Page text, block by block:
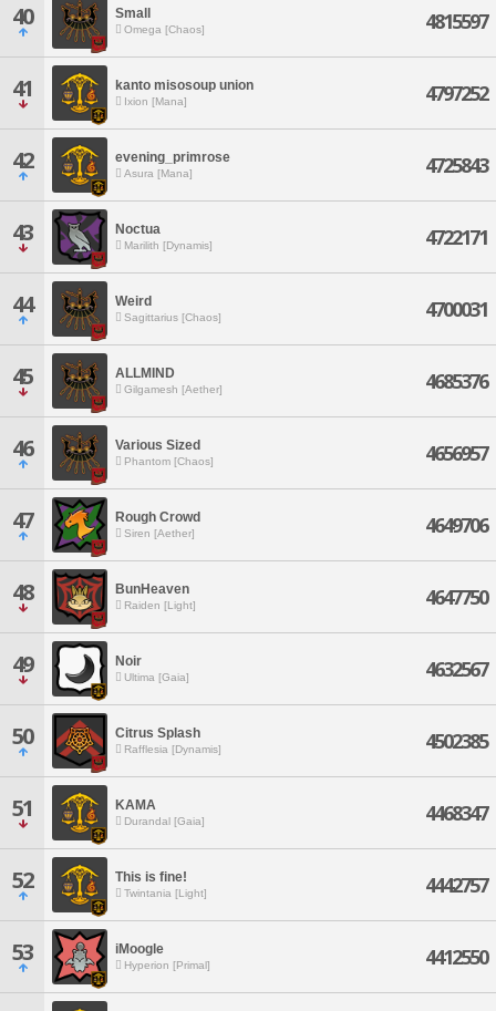
40 Small
Omega [Chaos] 4815597
41 kanto misosoup union
Ixion [Mana] 4797252
42 evening_primrose
Asura [Mana] 4725843
43 Noctua
Marilith [Dynamis] 4722171
44 Weird
Sagittarius [Chaos] 4700031
45 ALLMIND
Gilgamesh [Aether] 4685376
46 Various Sized
Phantom [Chaos] 4656957
47 Rough Crowd
Siren [Aether] 4649706
48 BunHeaven
Raiden [Light] 4647750
49 Noir
Ultima [Gaia] 4632567
50 Citrus Splash
Rafflesia [Dynamis] 4502385
51 KAMA
Durandal [Gaia] 4468347
52 This is fine!
Twintania [Light] 4442757
53 iMoogle
Hyperion [Primal] 4412550